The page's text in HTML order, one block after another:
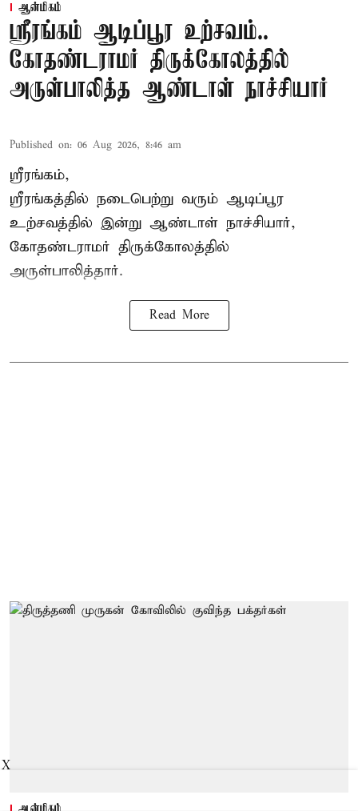
ஆன்மிகம்
ஸ்ரீரங்கம் ஆடிப்பூர உற்சவம்..
கோதண்டராமர் திருக்கோலத்தில்
அருள்பாலித்த ஆண்டாள் நாச்சியார்
Published on: 06 Aug 2026, 8:46 am
ஸ்ரீரங்கம்,
ஸ்ரீரங்கத்தில் நடைபெற்று வரும் ஆடிப்பூர
உற்சவத்தில் இன்று ஆண்டாள் நாச்சியார்,
கோதண்டராமர் திருக்கோலத்தில்
அருள்பாலித்தார்.
Read More
X